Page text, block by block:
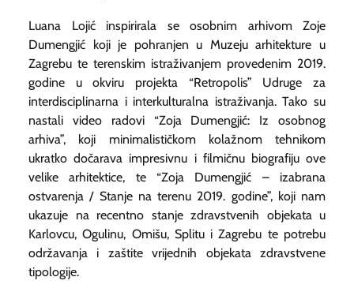
Luana Lojić inspirirala se osobnim arhivom Zoje
Dumengjić koji je pohranjen u Muzeju arhitekture u
Zagrebu te terenskim istraživanjem provedenim 2019.
godine u okviru projekta “Retropolis” Udruge za
interdisciplinarna i interkulturalna istraživanja. Tako su
nastali video radovi “Zoja Dumengjić: Iz osobnog
arhiva”, koji minimalističkom kolažnom tehnikom
ukratko dočarava impresivnu i filmičnu biografiju ove
velike arhitektice, te “Zoja Dumengjić – izabrana
ostvarenja / Stanje na terenu 2019. godine”, koji nam
ukazuje na recentno stanje zdravstvenih objekata u
Karlovcu, Ogulinu, Omišu, Splitu i Zagrebu te potrebu
održavanja i zaštite vrijednih objekata zdravstvene
tipologije.